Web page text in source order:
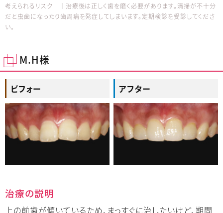
考えられるリスク │治療後は正しく歯を磨く必要があります。清掃が不十分
だと虫歯になったり歯周病を発症してしまいます。定期検診を受診してくださ
い。
M.H様
ビフォー アフター
治療の説明
上の前歯が傾いているため、まっすぐに治したいけど、期間